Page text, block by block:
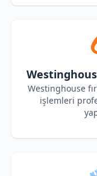
Westinghouse
işlemleri